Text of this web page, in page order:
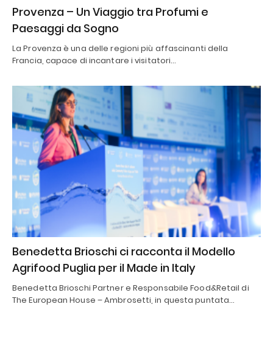
Provenza – Un Viaggio tra Profumi e
Paesaggi da Sogno
La Provenza è una delle regioni più affascinanti della
Francia, capace di incantare i visitatori…
Benedetta Brioschi ci racconta il Modello
Agrifood Puglia per il Made in Italy
Benedetta Brioschi Partner e Responsabile Food&Retail di
The European House – Ambrosetti, in questa puntata…